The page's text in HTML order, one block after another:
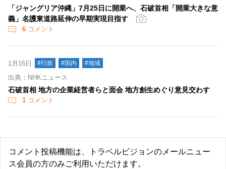
「ジャングリア沖縄」7月25日に開業へ、石破首相「開業大きな意
義」名護東道路延伸の早期実現目指す
6 コメント
1月16日 #行政 #国内 #地域
出典：NHKニュース
石破首相 地方の企業経営者らと面会 地方創生めぐり意見交わす
1 コメント
コメント投稿機能は、トラベルビジョンのメールニュー
ス会員の方のみご利用いただけます。